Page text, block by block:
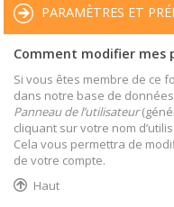
PARAMÈTRES ET
Comment modifier mes
Si vous êtes membre de ce
dans notre base de
Panneau de l’utilisateur
cliquant sur votre nom
Cela vous permettra de
de votre compte.
Haut